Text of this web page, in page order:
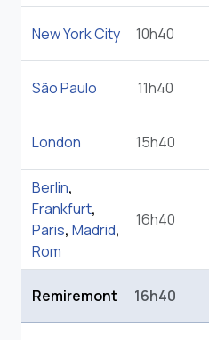
New York City 10h40
São Paulo 11h40
London 15h40
Berlin,
Frankfurt,
Paris, Madrid,
Rom
16h40
Remiremont 16h40